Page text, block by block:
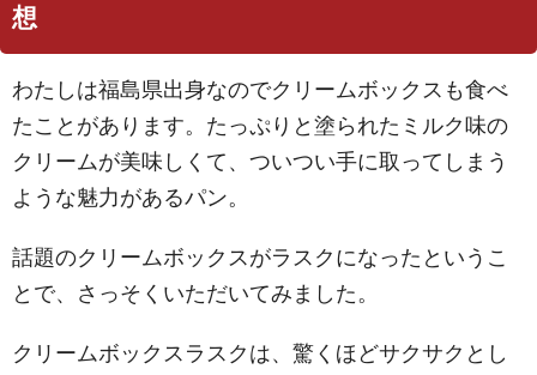
想
わたしは福島県出身なのでクリームボックスも食べ
たことがあります。たっぷりと塗られたミルク味の
クリームが美味しくて、ついつい手に取ってしまう
ような魅力があるパン。
話題のクリームボックスがラスクになったというこ
とで、さっそくいただいてみました。
クリームボックスラスクは、驚くほどサクサクとし